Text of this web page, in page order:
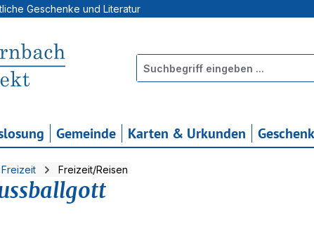
Geschenke und Literatur
Gemeinde Karten & Urkunden
Freizeit/Reisen